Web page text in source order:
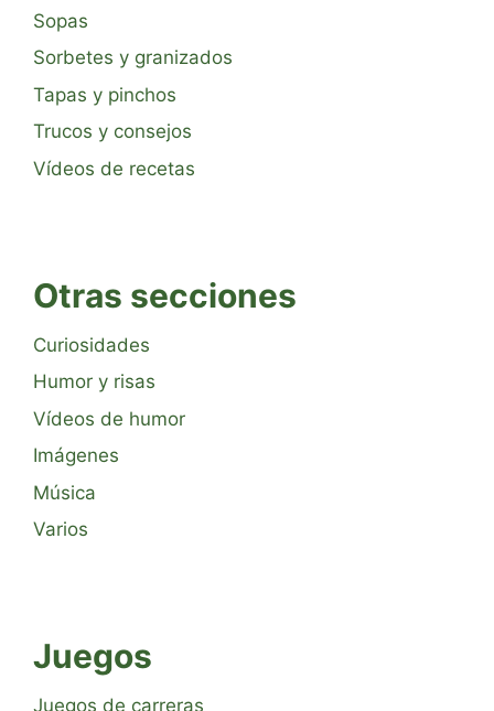
Sopas
Sorbetes y granizados
Tapas y pinchos
Trucos y consejos
Vídeos de recetas
Otras secciones
Curiosidades
Humor y risas
Vídeos de humor
Imágenes
Música
Varios
Juegos
Juegos de carreras